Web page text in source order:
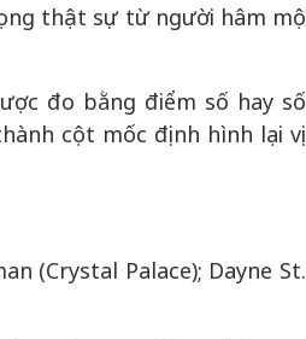
thật sự từ người hâm mộ
đo bằng điểm số hay số
cột mốc định hình lại vị
(Crystal Palace); Dayne St.